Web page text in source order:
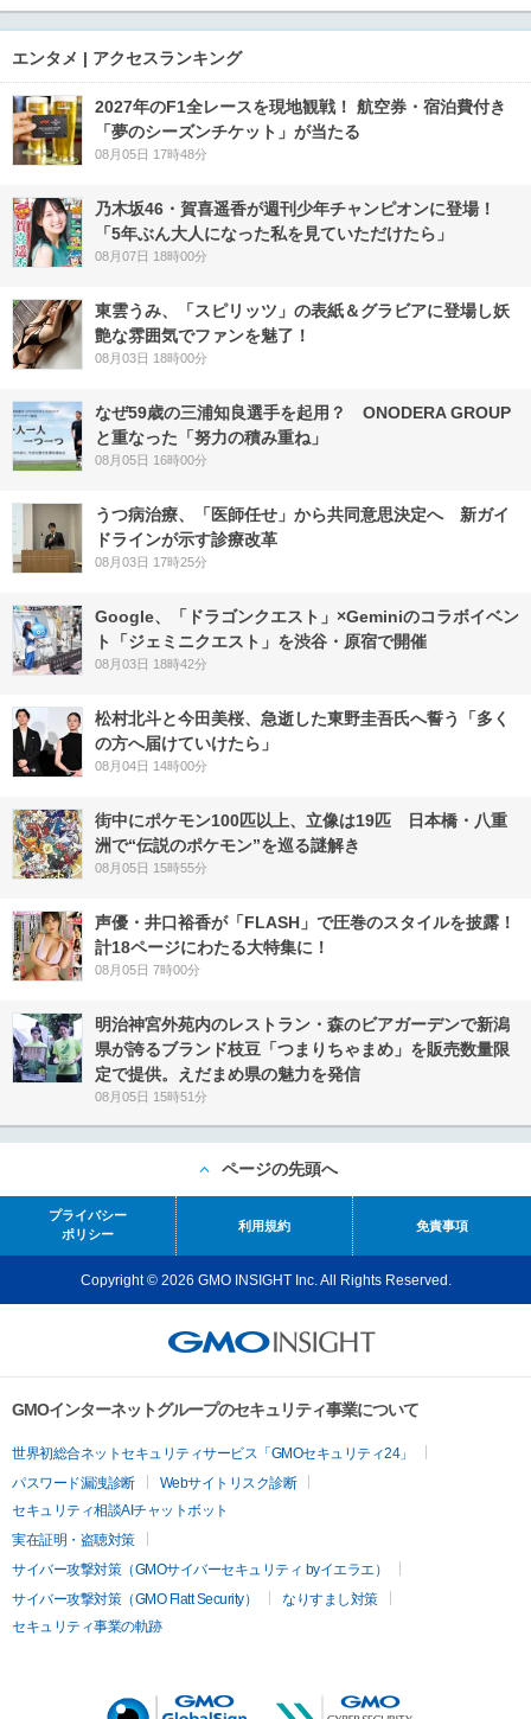
エンタメ | アクセスランキング
2027年のF1全レースを現地観戦！ 航空券・宿泊費付き
「夢のシーズンチケット」が当たる
08月05日 17時48分
乃木坂46・賀喜遥香が週刊少年チャンピオンに登場！
「5年ぶん大人になった私を見ていただけたら」
08月07日 18時00分
東雲うみ、「スピリッツ」の表紙＆グラビアに登場し妖
艶な雰囲気でファンを魅了！
08月03日 18時00分
なぜ59歳の三浦知良選手を起用？ ONODERA GROUP
と重なった「努力の積み重ね」
08月05日 16時00分
うつ病治療、「医師任せ」から共同意思決定へ 新ガイ
ドラインが示す診療改革
08月03日 17時25分
Google、「ドラゴンクエスト」×Geminiのコラボイベン
ト「ジェミニクエスト」を渋谷・原宿で開催
08月03日 18時42分
松村北斗と今田美桜、急逝した東野圭吾氏へ誓う「多く
の方へ届けていけたら」
08月04日 14時00分
街中にポケモン100匹以上、立像は19匹 日本橋・八重
洲で“伝説のポケモン”を巡る謎解き
08月05日 15時55分
声優・井口裕香が「FLASH」で圧巻のスタイルを披露！
計18ページにわたる大特集に！
08月05日 7時00分
明治神宮外苑内のレストラン・森のビアガーデンで新潟
県が誇るブランド枝豆「つまりちゃまめ」を販売数量限
定で提供。えだまめ県の魅力を発信
08月05日 15時51分
ページの先頭へ
プライバシー
ポリシー
利用規約 免責事項
Copyright © 2026 GMO INSIGHT Inc. All Rights Reserved.
GMOインターネットグループのセキュリティ事業について
世界初総合ネットセキュリティサービス「GMOセキュリティ24」
パスワード漏洩診断
Webサイトリスク診断
セキュリティ相談AIチャットボット
実在証明・盗聴対策
サイバー攻撃対策（GMOサイバーセキュリティ byイエラエ）
サイバー攻撃対策（GMO Flatt Security）
なりすまし対策
セキュリティ事業の軌跡